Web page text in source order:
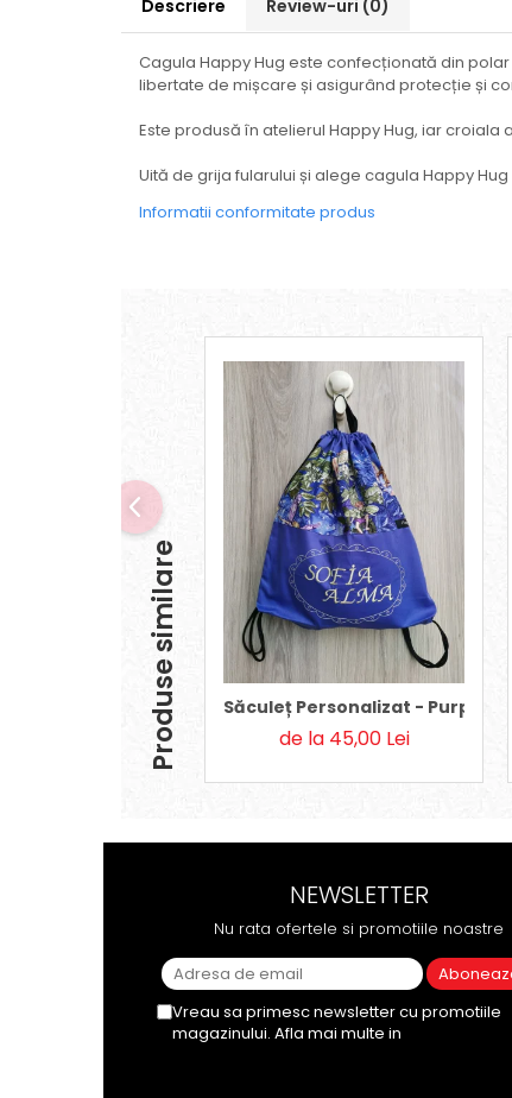
Descriere Review-uri (0)
Cagula Happy Hug este confecționată din
libertate de mișcare și asigurând protecție și
Este produsă în atelierul Happy Hug, iar
Uită de grija fularului și alege cagula Happy Hug
Informatii conformitate produs
Produse similare Săculeț Personalizat - Purple
de la 45,00 Lei
NEWSLETTER
Nu rata ofertele si promotiile noastre
Vreau sa primesc newsletter cu promotiile
magazinului. Afla mai multe in